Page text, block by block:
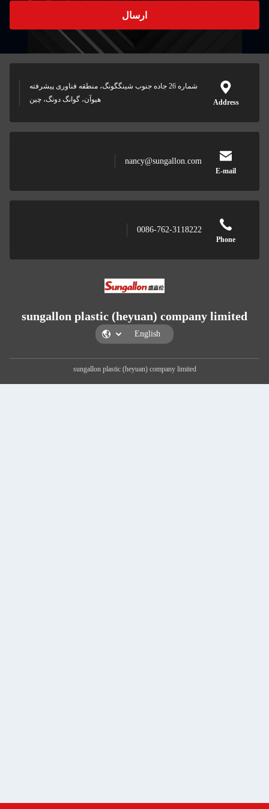
شماره 26 جاده جنوب شینگگونگ، منطقه فناوری پیشرفته
هیوآن، گوانگ دونگ، چین
0086-762-
sungallon plastic (heyuan)
sungallon plastic (heyuan) company limited